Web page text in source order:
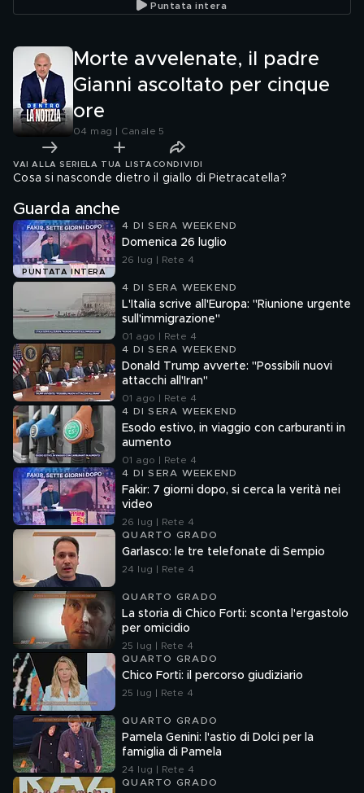
Puntata intera
Morte avvelenate, il padre
Gianni ascoltato per cinque
ore
04 mag | Canale 5
VAI ALLA SERIE LA TUA LISTA CONDIVIDI
Cosa si nasconde dietro il giallo di Pietracatella?
Guarda anche
PUNTATA INTERA
4 DI SERA WEEKEND
Domenica 26 luglio
26 lug | Rete 4
4 DI SERA WEEKEND
L'Italia scrive all'Europa: "Riunione urgente
sull'immigrazione"
01 ago | Rete 4
4 DI SERA WEEKEND
Donald Trump avverte: "Possibili nuovi
attacchi all'Iran"
01 ago | Rete 4
4 DI SERA WEEKEND
Esodo estivo, in viaggio con carburanti in
aumento
01 ago | Rete 4
4 DI SERA WEEKEND
Fakir: 7 giorni dopo, si cerca la verità nei
video
26 lug | Rete 4
QUARTO GRADO
Garlasco: le tre telefonate di Sempio
24 lug | Rete 4
QUARTO GRADO
La storia di Chico Forti: sconta l'ergastolo
per omicidio
25 lug | Rete 4
QUARTO GRADO
Chico Forti: il percorso giudiziario
25 lug | Rete 4
QUARTO GRADO
Pamela Genini: l'astio di Dolci per la
famiglia di Pamela
24 lug | Rete 4
QUARTO GRADO